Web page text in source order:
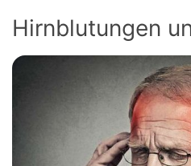
Hirnblutungen